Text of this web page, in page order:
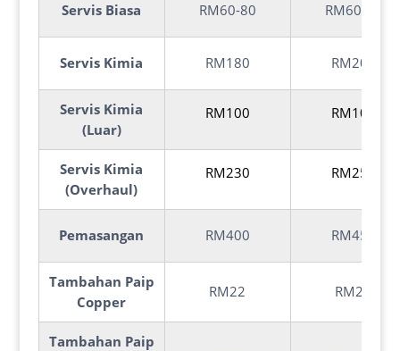
Servis Biasa RM60-80 RM60-80
Servis Kimia RM180 RM200
Servis Kimia
(Luar)
RM100 RM100
Servis Kimia
(Overhaul)
RM230 RM250
Pemasangan RM400 RM450
Tambahan Paip
Copper
RM22 RM24
Tambahan Paip